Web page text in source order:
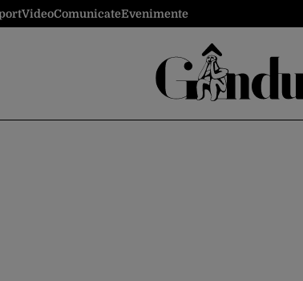
VideoComunicateEvenimente